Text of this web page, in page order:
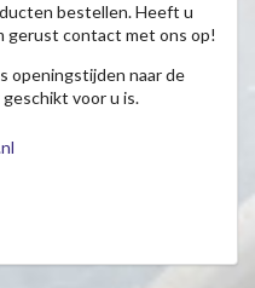
bestellen. Heeft u
gerust contact met ons op!
openingstijden naar de
voor u is.